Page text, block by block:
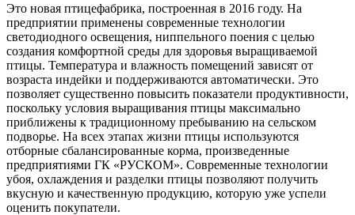
Это новая птицефабрика, построенная в 2016 году. На
предприятии применены современные технологии
светодиодного освещения, ниппельного поения с целью
создания комфортной среды для здоровья выращиваемой
птицы. Температура и влажность помещений зависят от
возраста индейки и поддерживаются автоматически. Это
позволяет существенно повысить показатели продуктивности,
поскольку условия выращивания птицы максимально
приближены к традиционному пребыванию на сельском
подворье. На всех этапах жизни птицы используются
отборные сбалансированные корма, произведенные
предприятиями ГК «РУСКОМ». Современные технологии
убоя, охлаждения и разделки птицы позволяют получить
вкусную и качественную продукцию, которую уже успели
оценить покупатели.